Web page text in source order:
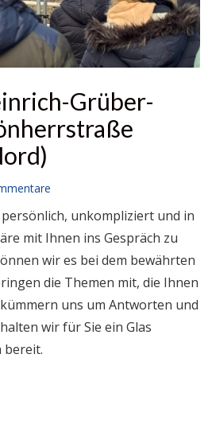
Grüber-
unkompliziert und in
mit Ihnen ins Gespräch zu
wir es bei dem bewährten
die Themen mit, die Ihnen
uns um Antworten und
wir für Sie ein Glas
bereit.